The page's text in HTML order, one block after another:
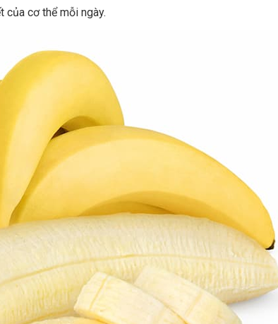
cơ thể mỗi ngày.